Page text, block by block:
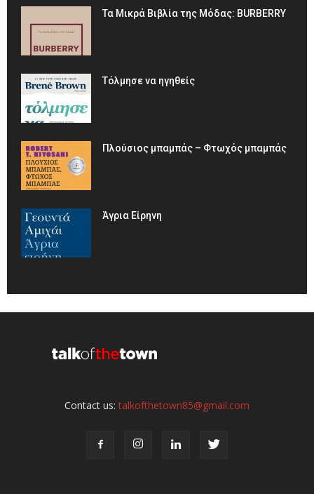
Τα Μικρά Βιβλία της Μόδας: BURBERRY
Τόλμησε να ηγηθείς
Πλούσιος μπαμπάς – Φτωχός μπαμπάς
Άγρια Είρηνη
Contact us:talkofthetown85@gmail.com